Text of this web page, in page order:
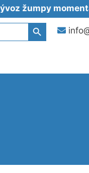
momentálne
Search Button